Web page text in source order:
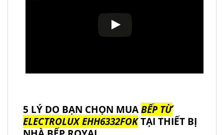
5 LÝ DO BẠN CHỌN MUABẾP TỪ
ELECTROLUX EHH6332FOKTẠI THIẾT BỊ